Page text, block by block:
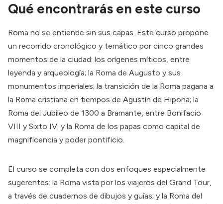
Qué encontrarás en este curso
Roma no se entiende sin sus capas. Este curso propone
un recorrido cronológico y temático por cinco grandes
momentos de la ciudad: los orígenes míticos, entre
leyenda y arqueología; la Roma de Augusto y sus
monumentos imperiales; la transición de la Roma pagana a
la Roma cristiana en tiempos de Agustín de Hipona; la
Roma del Jubileo de 1300 a Bramante, entre Bonifacio
VIII y Sixto IV; y la Roma de los papas como capital de
magnificencia y poder pontificio.
El curso se completa con dos enfoques especialmente
sugerentes: la Roma vista por los viajeros del Grand Tour,
a través de cuadernos de dibujos y guías; y la Roma del